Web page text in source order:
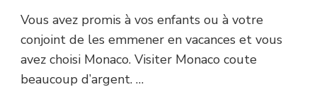
Vous avez promis à vos enfants ou à votre
conjoint de les emmener en vacances et vous
avez choisi Monaco. Visiter Monaco coute
beaucoup d’argent. …